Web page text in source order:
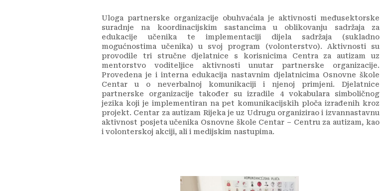
Uloga partnerske organizacije obuhvaćala je aktivnosti međusektorske
suradnje na koordinacijskim sastancima u oblikovanju sadržaja za
edukacije učenika te implementaciji dijela sadržaja (sukladno
mogućnostima učenika) u svoj program (volonterstvo). Aktivnosti su
provodile tri stručne djelatnice s korisnicima Centra za autizam uz
mentorstvo voditeljice aktivnosti unutar partnerske organizacije.
Provedena je i interna edukacija nastavnim djelatnicima Osnovne škole
Centar u o neverbalnoj komunikaciji i njenoj primjeni. Djelatnice
partnerske organizacije također su izradile 4 vokabulara simboličnog
jezika koji je implementiran na pet komunikacijskih ploča izrađenih kroz
projekt. Centar za autizam Rijeka je uz Udrugu organizirao i izvannastavnu
aktivnost posjeta učenika Osnovne škole Centar – Centru za autizam, kao
i volonterskoj akciji, ali i medijskim nastupima.